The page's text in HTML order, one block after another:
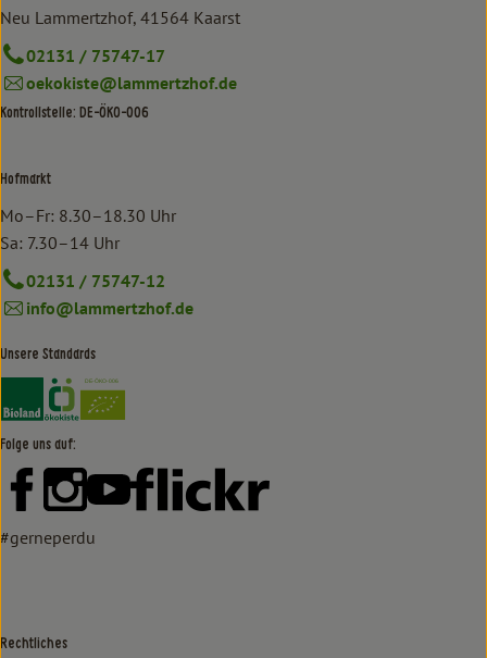
Neu Lammertzhof, 41564 Kaarst
02131 / 75747-17
oekokiste@lammertzhof.de
Kontrollstelle: DE-ÖKO-006
Hofmarkt
Mo–Fr: 8.30–18.30 Uhr
Sa: 7.30–14 Uhr
02131 / 75747-12
info@lammertzhof.de
Unsere Standards
Externer Link zu https://www.bioland.de/verbraucher
Externer Link zu https://www.oekokiste.de/
Folge uns auf:
Externer Link zu https://www.facebook.com/lammertzhof/
Externer Link zu https://www.instagram.com/
Externer Link zu https://www.youtube.com/
Externer Link zu https://
#gerneperdu
Rechtliches